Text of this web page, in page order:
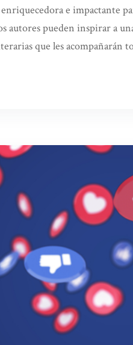
e impactante
autores pueden inspirar a
que les acompañarán